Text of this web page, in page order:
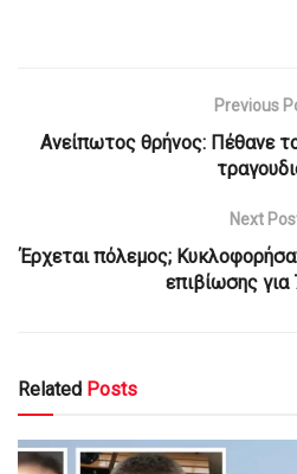
Previous
Ανείπωτος θρήνος: Πέθανε
Next
Έρχεται πόλεμος;
επιβίωσης
Related Posts